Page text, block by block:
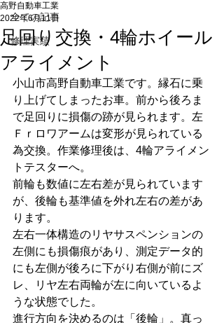
全ての記事
修理実績
足回り交換・4輪ホイール
アライメント
高野自動車工業
2022年6月11日
小山市高野自動車工業です。縁石に乗
り上げてしまったお車。前から後ろま
で足回りに損傷の跡が見られます。左
Ｆｒロワアームは変形が見られている
為交換。作業修理後は、4輪アライメン
トテスターへ。
前輪も数値に左右差が見られています
が、後輪も基準値を外れ左右の差があ
ります。
左右一体構造のリヤサスペンションの
左側にも損傷痕があり、測定データ的
にも左側が後ろに下がり右側が前にズ
レ、リヤ左右両輪が左に向いているよ
うな状態でした。
進行方向を決めるのは「後輪」。真っ